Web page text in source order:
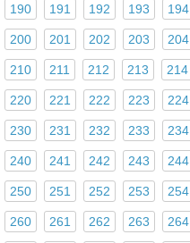
190 191 192 193 194
200 201 202 203 204
210 211 212 213 214
220 221 222 223 224
230 231 232 233 234
240 241 242 243 244
250 251 252 253 254
260 261 262 263 264